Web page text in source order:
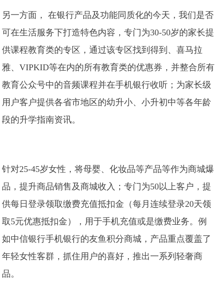
另一方面， 在银行产品及功能同质化的今天，我们是否
可在生活服务下打造特色内容，专门为30-50岁的家长提
供课程教育类的专区，通过该专区找到得到、喜马拉
雅、VIPKID等在内的所有教育类的优惠券，并整合所有
教育公众号中的音频课程并在手机银行收听；为家长级
用户客户提供各省市地区的幼升小、小升初中等各年龄
段的升学指南资讯。
针对25-45岁女性，将母婴、化妆品等产品等作为商城爆
品，提升商品销售及商城收入；专门为50以上客户，提
供每日登录领取缴费充值抵扣金（每月连续登录20天领
取5元优惠抵扣金），用于手机充值或是缴费业务。例
如中信银行手机银行的友鱼积分商城，产品重点覆盖了
年轻女性客群，抓住用户的喜好，推出一系列轻奢商
品。